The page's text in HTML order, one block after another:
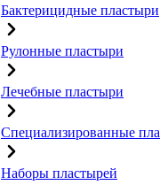
Бактерицидные пластыри
Рулонные пластыри
Лечебные пластыри
Специализированные
Наборы пластырей